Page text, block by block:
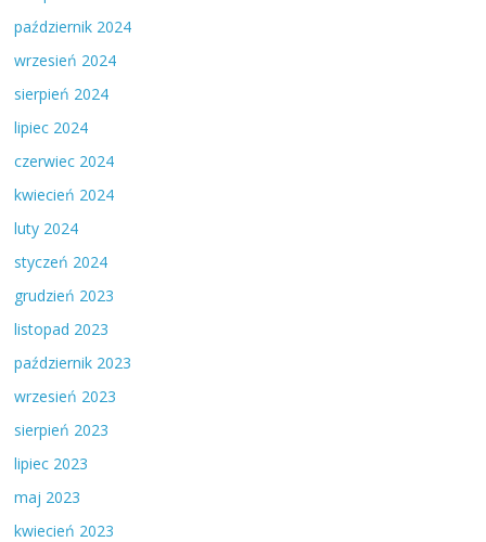
październik 2024
wrzesień 2024
sierpień 2024
lipiec 2024
czerwiec 2024
kwiecień 2024
luty 2024
styczeń 2024
grudzień 2023
listopad 2023
październik 2023
wrzesień 2023
sierpień 2023
lipiec 2023
maj 2023
kwiecień 2023